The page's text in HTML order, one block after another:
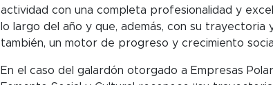
actividad con una completa profesionalidad y
lo largo del año y que, además, con su trayectoria
también, un motor de progreso y crecimiento
En el caso del galardón otorgado a Empresas